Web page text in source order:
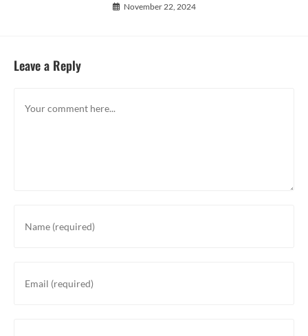
November 22, 2024
Leave a Reply
your
username
your